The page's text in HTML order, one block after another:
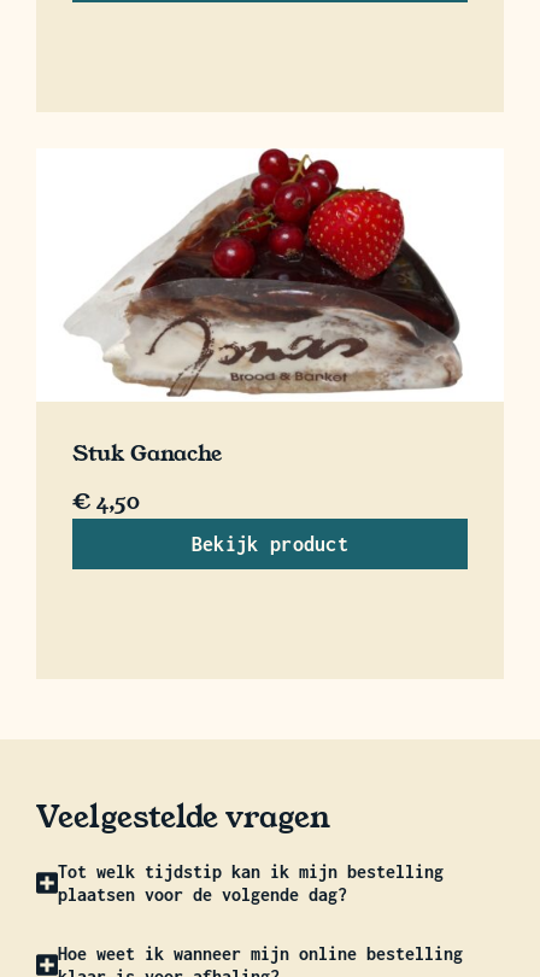
Stuk Ganache
€4,50
Bekijk product
Veelgestelde vragen
Tot welk tijdstip kan ik mijn bestelling
plaatsen voor de volgende dag?
Hoe weet ik wanneer mijn online bestelling